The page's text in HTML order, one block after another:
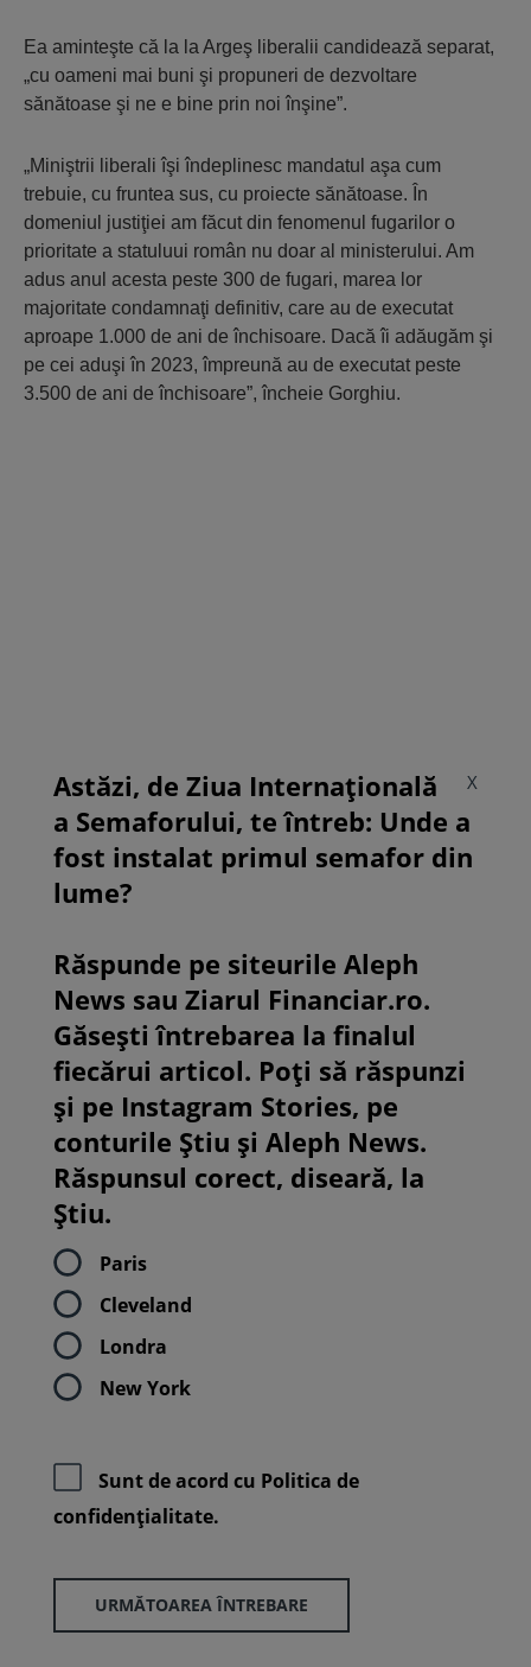
Ea aminteşte că la la Argeş liberalii candidează separat,
„cu oameni mai buni şi propuneri de dezvoltare
sănătoase şi ne e bine prin noi înşine”.
„Miniştrii liberali îşi îndeplinesc mandatul aşa cum
trebuie, cu fruntea sus, cu proiecte sănătoase. În
domeniul justiţiei am făcut din fenomenul fugarilor o
prioritate a statuluui român nu doar al ministerului. Am
adus anul acesta peste 300 de fugari, marea lor
majoritate condamnaţi definitiv, care au de executat
aproape 1.000 de ani de închisoare. Dacă îi adăugăm şi
pe cei aduşi în 2023, împreună au de executat peste
3.500 de ani de închisoare”, încheie Gorghiu.
X
Astăzi, de Ziua Internațională
a Semaforului, te întreb: Unde a
fost instalat primul semafor din
lume?
Răspunde pe siteurile Aleph
News sau Ziarul Financiar.ro.
Găsești întrebarea la finalul
fiecărui articol. Poți să răspunzi
și pe Instagram Stories, pe
conturile Știu și Aleph News.
Răspunsul corect, diseară, la
Știu.
Paris
Cleveland
Londra
New York
Sunt de acord cu Politica de
confidenţialitate.
URMĂTOAREA ÎNTREBARE